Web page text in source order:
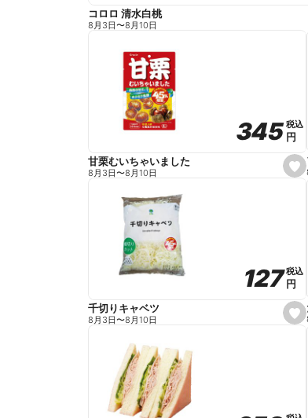
コロロ 清水白桃
8月3日〜8月10日
s
e
e
345
345税込
税込
円
円
甘栗むいちゃいました
8月3日〜8月10日
s
e
127
127税込
税込
円
円
千切りキャベツ
8月3日〜8月10日